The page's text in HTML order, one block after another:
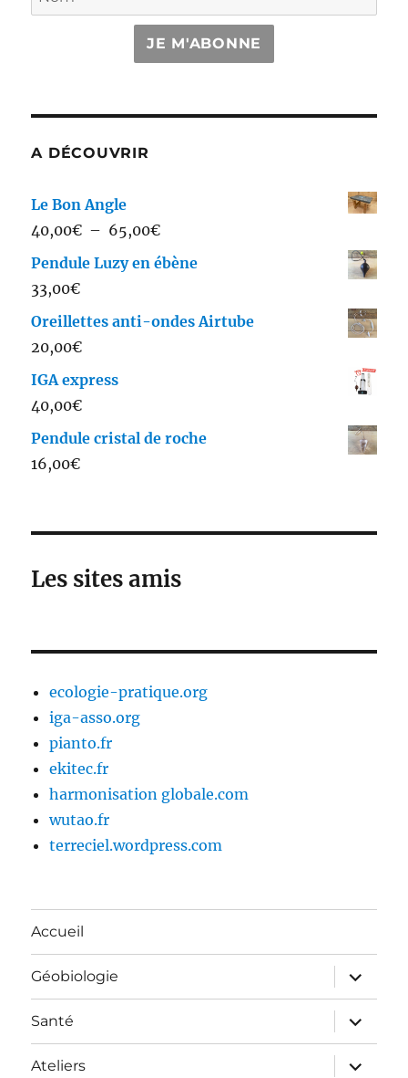
JE M'ABONNE
A DÉCOUVRIR
Le Bon Angle
40,00€ – 65,00€Plage
de
à
Pendule Luzy en ébène
33,00€
Oreillettes anti-ondes Airtube
20,00€
IGA express
40,00€
Pendule cristal de roche
16,00€
Les sites amis
ecologie-pratique.org
iga-asso.org
pianto.fr
ekitec.fr
harmonisation globale.com
wutao.fr
terreciel.wordpress.com
Accueil
Géobiologie
ouvrir
le
sous-
menu
Santé
ouvrir
le
sous-
menu
Ateliers
ouvrir